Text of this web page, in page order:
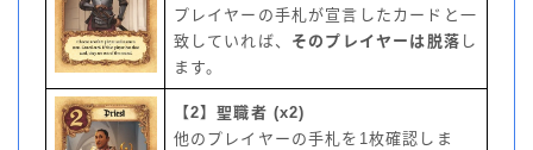
プレイヤーの手札が宣言したカードと一
致していれば、 そのプレイヤーは脱落 し
ます。
【2】聖職者 (x2)
他のプレイヤーの手札を1枚確認しま